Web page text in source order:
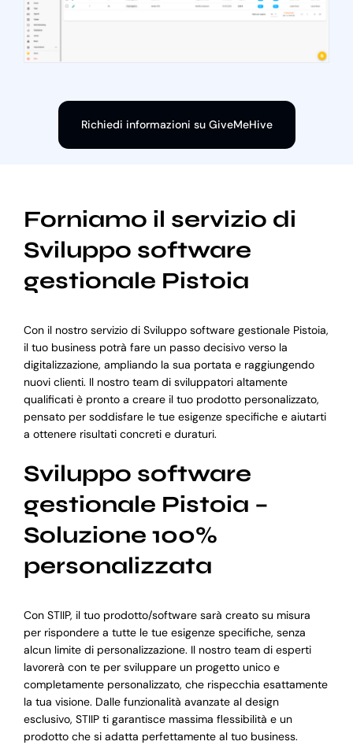
Richiedi informazioni su GiveMeHive
Forniamo il servizio di
Sviluppo software
gestionale Pistoia
Con il nostro servizio di Sviluppo software gestionale Pistoia,
il tuo business potrà fare un passo decisivo verso la
digitalizzazione, ampliando la sua portata e raggiungendo
nuovi clienti. Il nostro team di sviluppatori altamente
qualificati è pronto a creare il tuo prodotto personalizzato,
pensato per soddisfare le tue esigenze specifiche e aiutarti
a ottenere risultati concreti e duraturi.
Sviluppo software
gestionale Pistoia –
Soluzione 100%
personalizzata
Con STIIP, il tuo prodotto/software sarà creato su misura
per rispondere a tutte le tue esigenze specifiche, senza
alcun limite di personalizzazione. Il nostro team di esperti
lavorerà con te per sviluppare un progetto unico e
completamente personalizzato, che rispecchia esattamente
la tua visione. Dalle funzionalità avanzate al design
esclusivo, STIIP ti garantisce massima flessibilità e un
prodotto che si adatta perfettamente al tuo business.